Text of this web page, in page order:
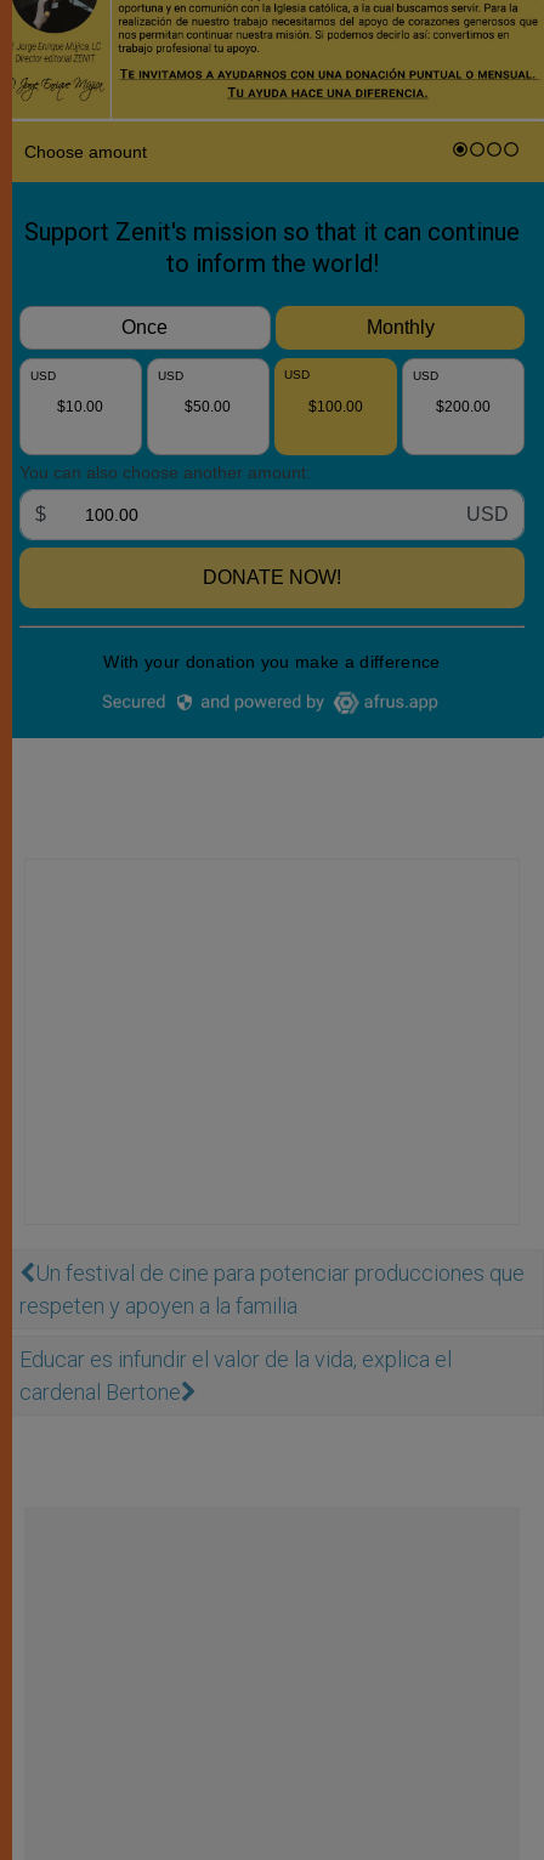
Un festival de cine para potenciar producciones que
respeten y apoyen a la familia
Educar es infundir el valor de la vida, explica el
cardenal Bertone